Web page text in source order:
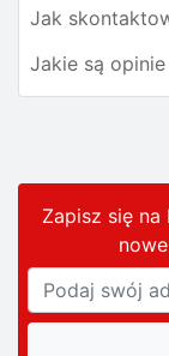
Jak
Jakie są
Zapisz się na